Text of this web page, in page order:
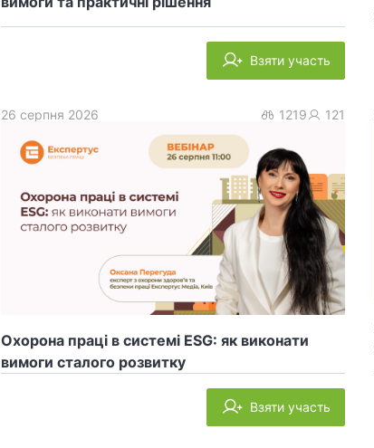
Взяти участь
Охорона праці в системі ESG: як виконати
вимоги сталого розвитку
26 серпня 2026 1219 121
Взяти участь